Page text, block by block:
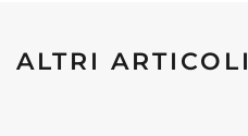
ALTRI ARTICOLI